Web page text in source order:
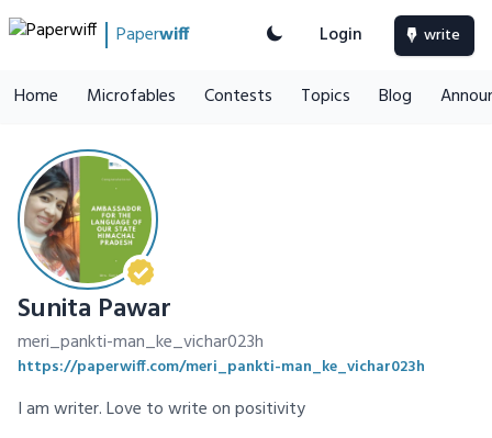
Paperwiff Login write
Home Microfables Contests Topics Blog
Sunita Pawar
meri_pankti-man_ke_vichar023h
https://paperwiff.com/meri_pankti-man_ke_vichar023h
I am writer. Love to write on positivity